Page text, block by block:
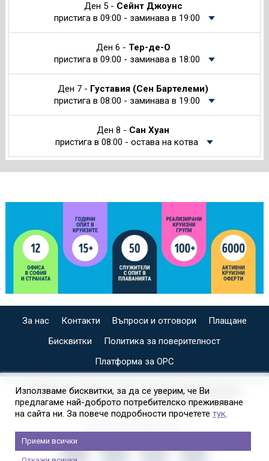
Ден 5 - Сейнт Джоунс
пристига в 09:00 - заминава в 19:00
Ден 6 - Тер-де-О
пристига в 09:00 - заминава в 18:00
Ден 7 - Густавия (Сен Бартелеми)
пристига в 08:00 - заминава в 19:00
Ден 8 - Сан Хуан
пристига в 08:00 - остава на котва
За нас Контакти Въпроси и отговори
Плащане
Бисквитки
Политика за поверителност
Платформа за ОРС
СПЕЦИАЛИЗИРАН САЙТ ЗА ИНДИВИДУАЛНИ И
ОРГАНИЗИРАНИ КРУИЗИ НА
Използваме бисквитки, за да се уверим, че Ви
предлагаме най-доброто потребителско преживяване
на сайта ни. За повече подробности прочетете тук.
Приеми всички